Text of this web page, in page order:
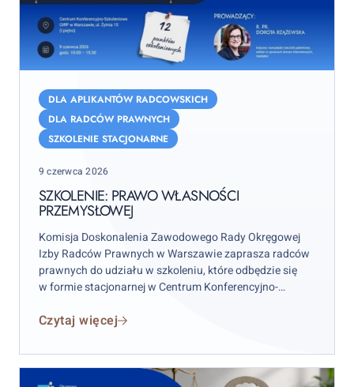
Prawo
własności
przemysłowej
DLA APLIKANTÓW RADCOWSKICH
DLA RADCÓW PRAWNYCH
SZKOLENIE STACJONARNE
Posted
9 czerwca 2026
SZKOLENIE: PRAWO WŁASNOŚCI
PRZEMYSŁOWEJ
Komisja Doskonalenia Zawodowego Rady Okręgowej
Izby Radców Prawnych w Warszawie zaprasza radców
prawnych do udziału w szkoleniu, które odbędzie się
w formie stacjonarnej w Centrum Konferencyjno-
ul. Żytniej 15 lok. 16 w dniu
Czytaj więcej